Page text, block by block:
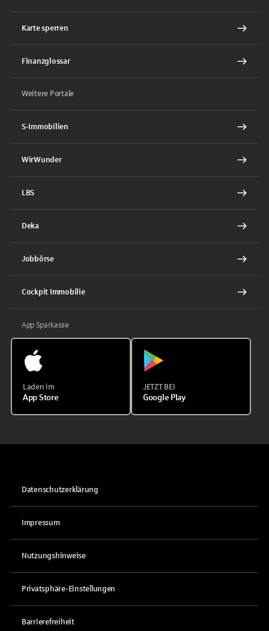
Karte sperren
Finanzglossar
Weitere Portale
S-Immobilien
WirWunder
LBS
Deka
Jobbörse
Cockpit Immobilie
App Sparkasse
Laden im
App Store
JETZT BEI
Google Play
Datenschutzerklärung
Impressum
Nutzungshinweise
Privatsphäre-Einstellungen
Barrierefreiheit